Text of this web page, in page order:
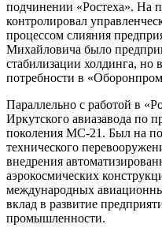
подчинении «Ростеха». На
контролировал
процессом слияния
Михайловича было
стабилизации холдинга, но
потребности в
Параллельно с работой в
Иркутского авиазавода по
поколения МС-21. Был на
технического
внедрения
аэрокосмических
международных
вклад в развитие
промышленности.